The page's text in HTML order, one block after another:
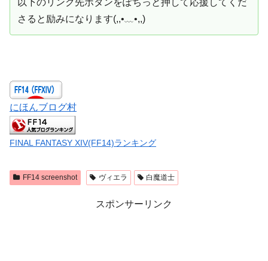
さると励みになります(,,•﹏•,,)
にほんブログ村
FINAL FANTASY XIV(FF14)ランキング
FF14 screenshot ヴィエラ 白魔道士
スポンサーリンク